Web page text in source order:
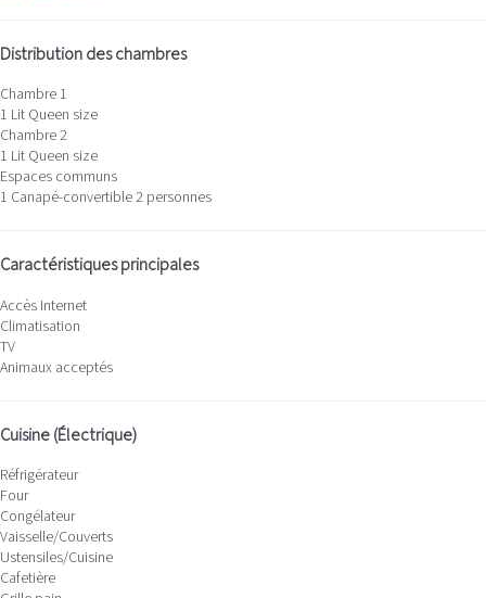
Distribution des chambres
Chambre 1
1 Lit Queen size
Chambre 2
1 Lit Queen size
Espaces communs
1 Canapé-convertible 2 personnes
Caractéristiques principales
Accès Internet
Climatisation
TV
Animaux acceptés
Cuisine (Électrique)
Réfrigérateur
Four
Congélateur
Vaisselle/Couverts
Ustensiles/Cuisine
Cafetière